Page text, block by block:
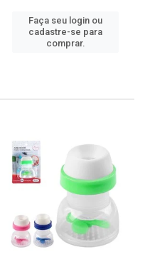
Faça seu login ou
cadastre-se para
comprar.